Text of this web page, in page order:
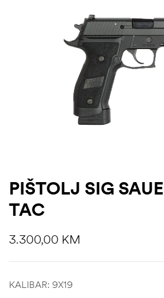
PIŠTOLJ SIG
TAC
3.300,00 KM
KALIBAR: 9X19